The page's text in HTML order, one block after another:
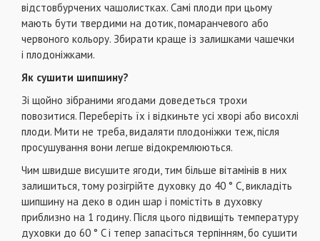
відстовбурчених чашолистках. Самі плоди при цьому
мають бути твердими на дотик, помаранчевого або
червоного кольору. Збирати краще із залишками чашечки
і плодоніжками.
Як сушити шипшину?
Зі щойно зібраними ягодами доведеться трохи
повозитися. Переберіть їх і відкиньте усі хворі або висохлі
плоди. Мити не треба, видаляти плодоніжки теж, після
просушування вони легше відокремлюються.
Чим швидше висушите ягоди, тим більше вітамінів в них
залишиться, тому розігрійте духовку до 40 ° C, викладіть
шипшину на деко в один шар і помістіть в духовку
приблизно на 1 годину. Після цього підвищіть температуру
духовки до 60 ° C і тепер запасіться терпінням, бо сушити